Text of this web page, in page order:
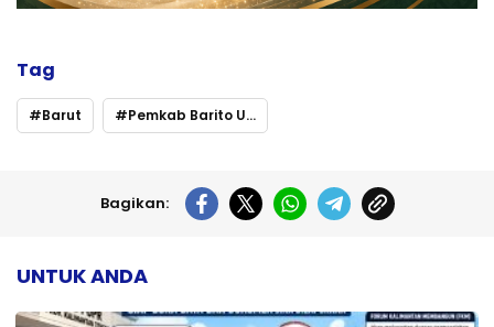
Tag
Barut Pemkab Barito Utara
Bagikan:
UNTUK ANDA